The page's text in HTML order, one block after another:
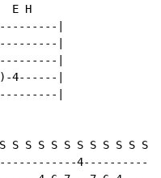
E H
|
|
|
4------|
|
S S S S S S S S S S S S